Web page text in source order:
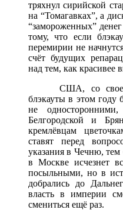
тряхнул сирийской
на “Томагавках”, а
“замороженных”
тому, что если
перемирии не
счёт будущих
над тем, как красивее
США, со своей
блэкауты в этом году
не
Белгородской и
кремлёвцам
ставят перед
указания в Чечню, тем
в Москве исчезнет
посыльными, но в
добрались до
власть в империи
смениться ещё раз.